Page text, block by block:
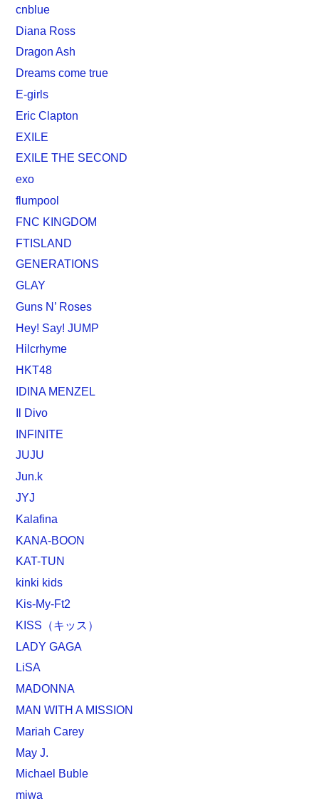
cnblue
Diana Ross
Dragon Ash
Dreams come true
E-girls
Eric Clapton
EXILE
EXILE THE SECOND
exo
flumpool
FNC KINGDOM
FTISLAND
GENERATIONS
GLAY
Guns N’ Roses
Hey! Say! JUMP
Hilcrhyme
HKT48
IDINA MENZEL
Il Divo
INFINITE
JUJU
Jun.k
JYJ
Kalafina
KANA-BOON
KAT-TUN
kinki kids
Kis-My-Ft2
KISS（キッス）
LADY GAGA
LiSA
MADONNA
MAN WITH A MISSION
Mariah Carey
May J.
Michael Buble
miwa